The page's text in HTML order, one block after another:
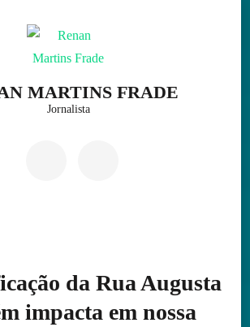
MARTINS FRADE
Jornalista
da Rua Augusta
impacta em nossa